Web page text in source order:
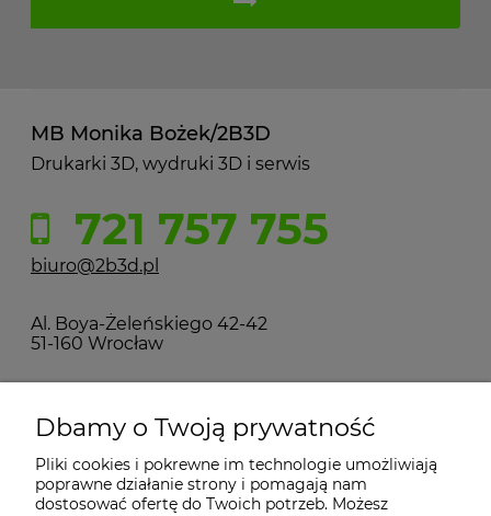
MB Monika Bożek/2B3D
Drukarki 3D, wydruki 3D i serwis
721 757 755
biuro@2b3d.pl
Al. Boya-Żeleńskiego 42-42
51-160 Wrocław
MOJE KONTO
PŁATNOŚCI I DOSTAWA
Dbamy o Twoją prywatność
Pliki cookies i pokrewne im technologie umożliwiają
poprawne działanie strony i pomagają nam
dostosować ofertę do Twoich potrzeb. Możesz